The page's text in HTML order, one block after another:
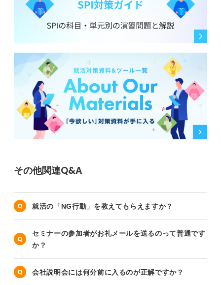
その他関連Q&A
就活の「NG行動」を教えてもらえますか？
セミナーの参加者がお礼メールを送るのって普通です
か？
会社説明会には何分前に入るのが正解ですか？